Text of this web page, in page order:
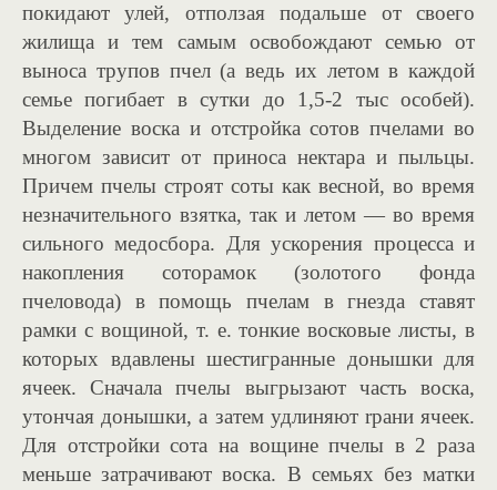
покидают улей, отползая подальше от своего
жилища и тем самым освобождают семью от
выноса трупов пчел (а ведь их летом в каждой
семье погибает в сутки до 1,5-2 тыс особей).
Выделение воска и отстройка сотов пчелами во
многом зависит от приноса нектара и пыльцы.
Причем пчелы строят соты как весной, во время
незначительного взятка, так и летом — во время
сильного медосбора. Для ускорения процесса и
накопления соторамок (золотого фонда
пчеловода) в помощь пчелам в гнезда ставят
рамки с вощиной, т. е. тонкие восковые листы, в
которых вдавлены шестигранные донышки для
ячеек. Сначала пчелы выгрызают часть воска,
утончая донышки, а затем удлиняют rрани ячеек.
Для отстройки сота на вощине пчелы в 2 раза
меньше затрачивают воска. В семьях без матки